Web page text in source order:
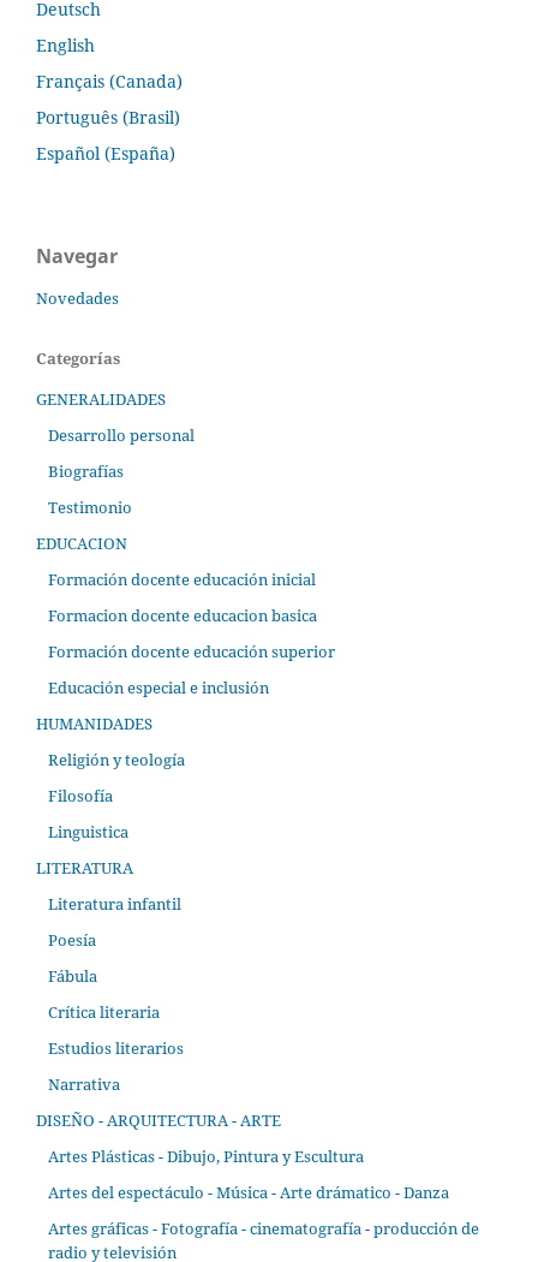
Deutsch
English
Français (Canada)
Português (Brasil)
Español (España)
Navegar
Novedades
Categorías
GENERALIDADES
Desarrollo personal
Biografías
Testimonio
EDUCACION
Formación docente educación inicial
Formacion docente educacion basica
Formación docente educación superior
Educación especial e inclusión
HUMANIDADES
Religión y teología
Filosofía
Linguistica
LITERATURA
Literatura infantil
Poesía
Fábula
Crítica literaria
Estudios literarios
Narrativa
DISEÑO - ARQUITECTURA - ARTE
Artes Plásticas - Dibujo, Pintura y Escultura
Artes del espectáculo - Música - Arte drámatico - Danza
Artes gráficas - Fotografía - cinematografía - producción de
radio y televisión